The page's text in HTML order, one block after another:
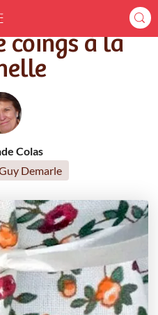
de coings à la cannelle
coings à la
Colas
Demarle